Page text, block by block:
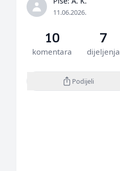
11.06.2026.
10
komentara
7
dijeljenja
Podijeli